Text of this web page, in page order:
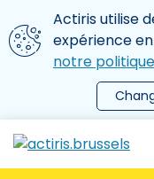
Aller au contenu
Nous utilisons des
Actiris utilise
expérience
notre
le menu